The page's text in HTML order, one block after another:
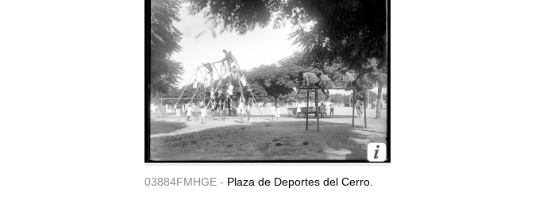
03884FMHGE - Plaza de Deportes del Cerro.